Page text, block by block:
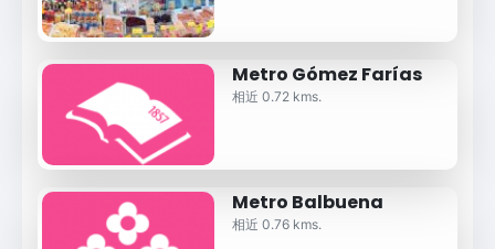
Metro Gómez Farías
相近 0.72 kms.
Metro Balbuena
相近 0.76 kms.